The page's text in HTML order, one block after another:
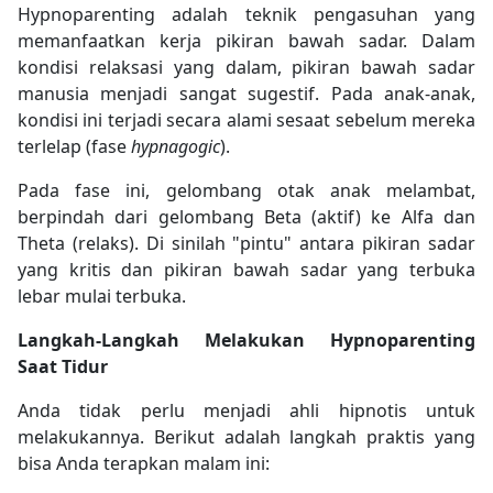
Hypnoparenting adalah teknik pengasuhan yang
memanfaatkan kerja pikiran bawah sadar. Dalam
kondisi relaksasi yang dalam, pikiran bawah sadar
manusia menjadi sangat sugestif. Pada anak-anak,
kondisi ini terjadi secara alami sesaat sebelum mereka
terlelap (fasehypnagogic).
Pada fase ini, gelombang otak anak melambat,
berpindah dari gelombang Beta (aktif) ke Alfa dan
Theta (relaks). Di sinilah "pintu" antara pikiran sadar
yang kritis dan pikiran bawah sadar yang terbuka
lebar mulai terbuka.
Langkah-Langkah Melakukan Hypnoparenting
Saat Tidur
Anda tidak perlu menjadi ahli hipnotis untuk
melakukannya. Berikut adalah langkah praktis yang
bisa Anda terapkan malam ini: